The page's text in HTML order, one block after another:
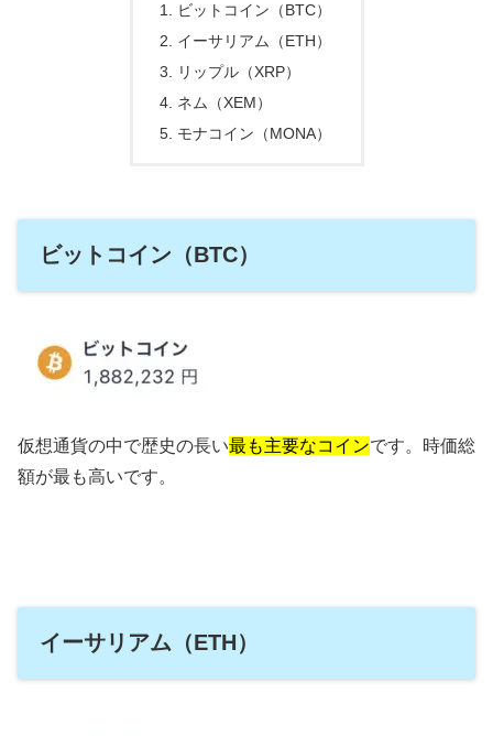
ビットコイン（BTC）
イーサリアム（ETH）
リップル（XRP）
ネム（XEM）
モナコイン（MONA）
ビットコイン（BTC）
仮想通貨の中で歴史の長い最も主要なコインです。時価総
額が最も高いです。
イーサリアム（ETH）